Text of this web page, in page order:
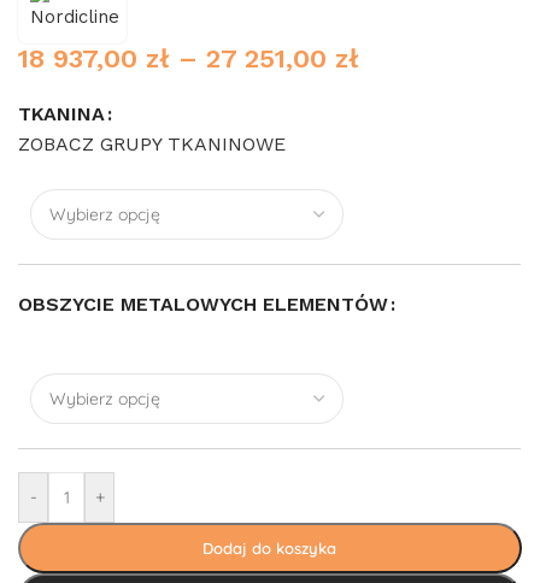
18 937,00 zł – 27 251,00 zł
TKANINA
ZOBACZ GRUPY TKANINOWE
OBSZYCIE METALOWYCH ELEMENTÓW
- +
Dodaj do koszyka